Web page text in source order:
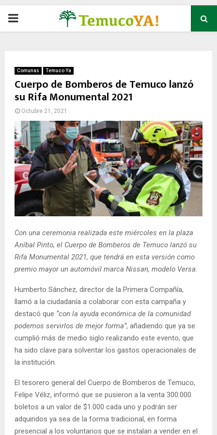
P
M
A
R
Y
N
Comunas Temuco Ya
Cuerpo de Bomberos de Temuco lanzó
su Rifa Monumental 2021
Octubre 21, 2021
Con una ceremonia realizada este miércoles en la plaza
Aníbal Pinto, el Cuerpo de Bomberos de Temuco lanzó su
Rifa Monumental 2021, que tendrá en esta versión como
premio mayor un automóvil marca Nissan, modelo Versa.
Humberto Sánchez, director de la Primera Compañía,
llamó a la ciudadanía a colaborar con esta campaña y
destacó que “con la ayuda económica de la comunidad
podemos servirlos de mejor forma”, añadiendo que ya se
cumplió más de medio siglo realizando este evento, que
ha sido clave para solventar los gastos operacionales de
la institución.
El tesorero general del Cuerpo de Bomberos de Temuco,
Felipe Véliz, informó que se pusieron a la venta 300.000
boletos a un valor de $1.000 cada uno y podrán ser
adquiridos ya sea de la forma tradicional, en forma
presencial a los voluntarios que se instalan a vender en el